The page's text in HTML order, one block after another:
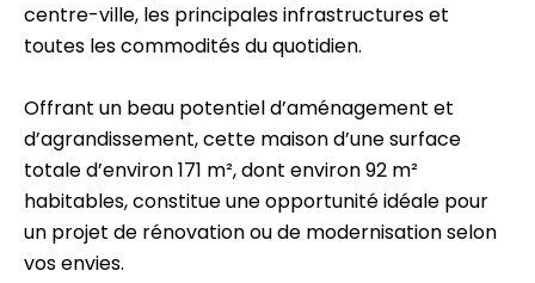
centre-ville, les principales infrastructures et
toutes les commodités du quotidien.
Offrant un beau potentiel d’aménagement et
d’agrandissement, cette maison d’une surface
totale d’environ 171 m², dont environ 92 m²
habitables, constitue une opportunité idéale pour
un projet de rénovation ou de modernisation selon
vos envies.